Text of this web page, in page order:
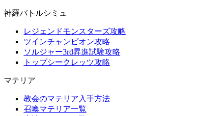
神羅バトルシミュ
レジェンドモンスターズ攻略
ツインチャンピオン攻略
ソルジャー3rd昇進試験攻略
トップシークレッツ攻略
マテリア
教会のマテリア入手方法
召喚マテリア一覧